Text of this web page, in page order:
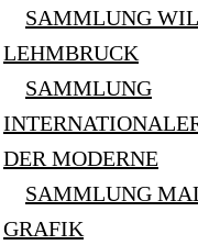
SAMMLUNG
LEHMBRUCK
SAMMLUNG
DER MODERNE
SAMMLUNG
GRAFIK